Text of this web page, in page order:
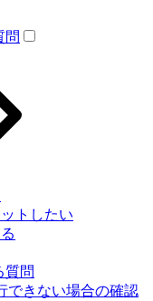
問
トしたい
質問
できない場合の確認